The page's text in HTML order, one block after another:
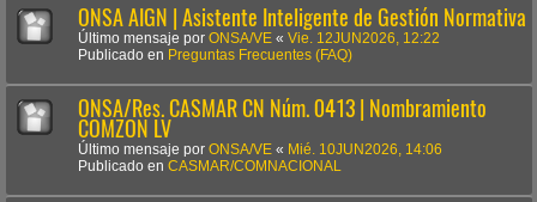
ONSA AIGN | Asistente Inteligente de Gestión Normativa
Último mensaje por ONSA/VE « Vie. 12JUN2026, 12:22
Publicado en Preguntas Frecuentes (FAQ)
ONSA/Res. CASMAR CN Núm. 0413 | Nombramiento
COMZON LV
Último mensaje por ONSA/VE « Mié. 10JUN2026, 14:06
Publicado en CASMAR/COMNACIONAL